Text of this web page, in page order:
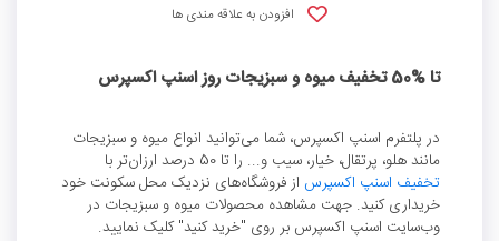
افزودن به علاقه مندی ها
تا %50 تخفیف میوه و سبزیجات روز اسنپ اکسپرس
در پلتفرم اسنپ اکسپرس، شما می‌توانید انواع میوه و سبزیجات
مانند هلو، پرتقال، خیار، سیب و... را تا 50 درصد ارزان‌تر با
تخفیف اسنپ اکسپرس از فروشگاه‌های نزدیک محل سکونت خود
خریداری کنید. جهت مشاهده محصولات میوه و سبزیجات در
وب‌سایت اسنپ اکسپرس بر روی "خرید کنید" کلیک نمایید.